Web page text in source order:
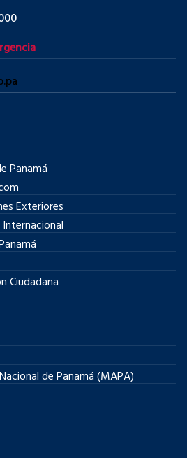
Panamá
Exteriores
Ciudadana
de Panamá (MAPA)